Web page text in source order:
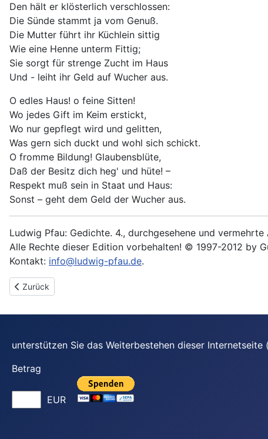
Den hält er klösterlich verschlossen:
Die Sünde stammt ja vom Genuß.
Die Mutter führt ihr Küchlein sittig
Wie eine Henne unterm Fittig;
Sie sorgt für strenge Zucht im Haus
Und - leiht ihr Geld auf Wucher aus.
O edles Haus! o feine Sitten!
Wo jedes Gift im Keim erstickt,
Wo nur gepflegt wird und gelitten,
Was gern sich duckt und wohl sich schickt.
O fromme Bildung! Glaubensblüte,
Daß der Besitz dich heg' und hüte! –
Respekt muß sein in Staat und Haus:
Sonst – geht dem Geld der Wucher aus.
Ludwig Pfau: Gedichte. 4., durchgesehene und
Alle Rechte dieser Edition vorbehalten! © 1997-2012 by
Kontakt: info@ludwig-pfau.de.
Vorheriger Beitrag: Der Auswanderer
Zurück
unterstützen Sie das Weiterbestehen dieser
Betrag
EUR